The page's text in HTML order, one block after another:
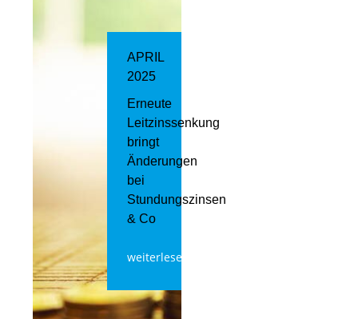
APRIL
2025
Erneute
Leitzinssenkung
bringt
Änderungen
bei
Stundungszinsen
& Co
weiterlesen